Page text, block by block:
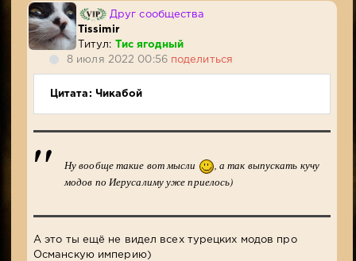
Друг сообщества
Tissimir
Титул:
Тис ягодный
8 июля 2022 00:56 поделиться
Цитата: Чикабой
Ну вообще такие вот мысли
, а так выпускать кучу
модов по Иерусалиму уже приелось)
А это ты ещё не видел всех турецких модов про
Османскую империю)